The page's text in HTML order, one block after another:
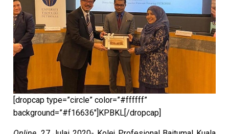
[dropcap type=”circle” color=”#ffffff”
background=”#f16636″]KPBKL[/dropcap]